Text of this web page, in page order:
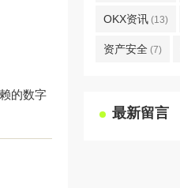
的数字
OKX资讯 (13)
资产安全 (7)
最新留言